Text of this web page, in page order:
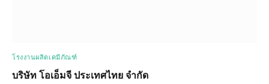
โรงงานผลิตเคมีภัณฑ์
บริษัท โอเอ็มจี ประเทศไทย จำกัด